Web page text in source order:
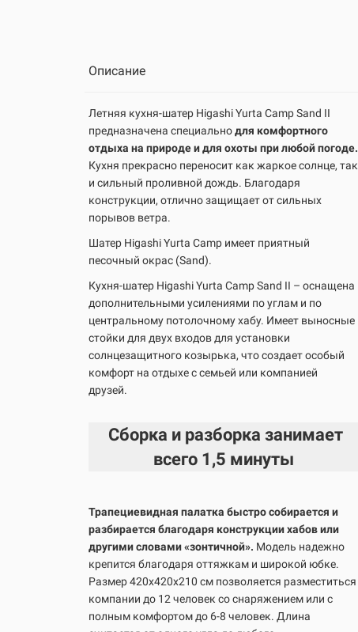
Описание
Летняя кухня-шатер Higashi Yurta Camp Sand II
предназначена специальнодля комфортного
отдыха на природе и для охоты при любой погоде.
Кухня прекрасно переносит как жаркое солнце, так
и сильный проливной дождь. Благодаря
конструкции, отлично защищает от сильных
порывов ветра.
Шатер Higashi Yurta Camp имеет приятный
песочный окрас (Sand).
Кухня-шатер Higashi Yurta Сamp Sand II – оснащена
дополнительными усилениями по углам и по
центральному потолочному хабу. Имеет выносные
стойки для двух входов для установки
солнцезащитного козырька, что создает особый
комфорт на отдыхе с семьей или компанией
друзей.
Сборка и разборка занимает
всего 1,5 минуты
Трапециевидная палатка быстро собирается и
разбирается благодаря конструкции хабов или
другими словами «зонтичной». Модель надежно
крепится благодаря оттяжкам и широкой юбке.
Размер 420х420х210 см позволяется разместиться
компании до 12 человек со снаряжением или с
полным комфортом до 6-8 человек. Длина